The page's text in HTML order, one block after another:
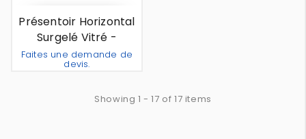
Présentoir Horizontal
Surgelé Vitré -
Amsterdam 350 L - À
Louer
Faites une demande de
devis.
Ajouter Au Devis
Showing 1 - 17 of 17 items